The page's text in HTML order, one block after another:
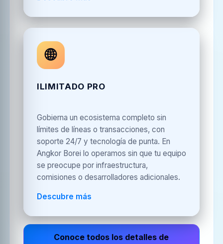
🌐
ILIMITADO PRO
Gobierna un ecosistema completo sin
límites de líneas o transacciones, con
soporte 24/7 y tecnología de punta. En
Angkor Borei lo operamos sin que tu equipo
se preocupe por infraestructura,
comisiones o desarrolladores adicionales.
Descubre más
Conoce todos los detalles de